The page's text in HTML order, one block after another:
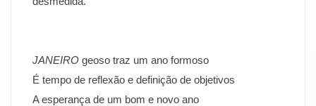
JANEIRO geoso traz um ano formoso
É tempo de reflexão e definição de objetivos
A esperança de um bom e novo ano